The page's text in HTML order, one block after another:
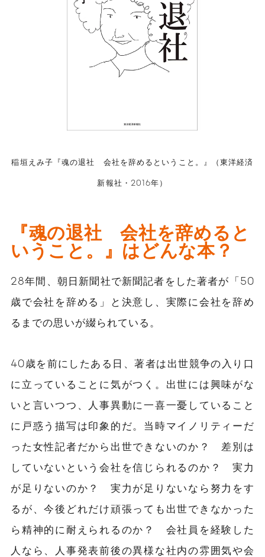
稲垣えみ子『魂の退社 会社を辞めるということ。』（東洋経済
新報社・2016年）
『魂の退社 会社を辞めると
いうこと。』はどんな本？
28年間、朝日新聞社で新聞記者をした著者が「50
歳で会社を辞める」と決意し、実際に会社を辞め
るまでの思いが綴られている。
40歳を前にしたある日、著者は出世競争の入り口
に立っていることに気がつく。出世には興味がな
いと言いつつ、人事異動に一喜一憂していること
に戸惑う描写は印象的だ。当時マイノリティ ー だ
った女性記者だから出世できないのか？ 差別は
していないという会社を信じられるのか？ 実力
が足りないのか？ 実力が足りないなら努力をす
るが、今後どれだけ頑張っても出世できなかった
ら精神的に耐えられるのか？ 会社員を経験した
人なら、人事発表前後の異様な社内の雰囲気や会